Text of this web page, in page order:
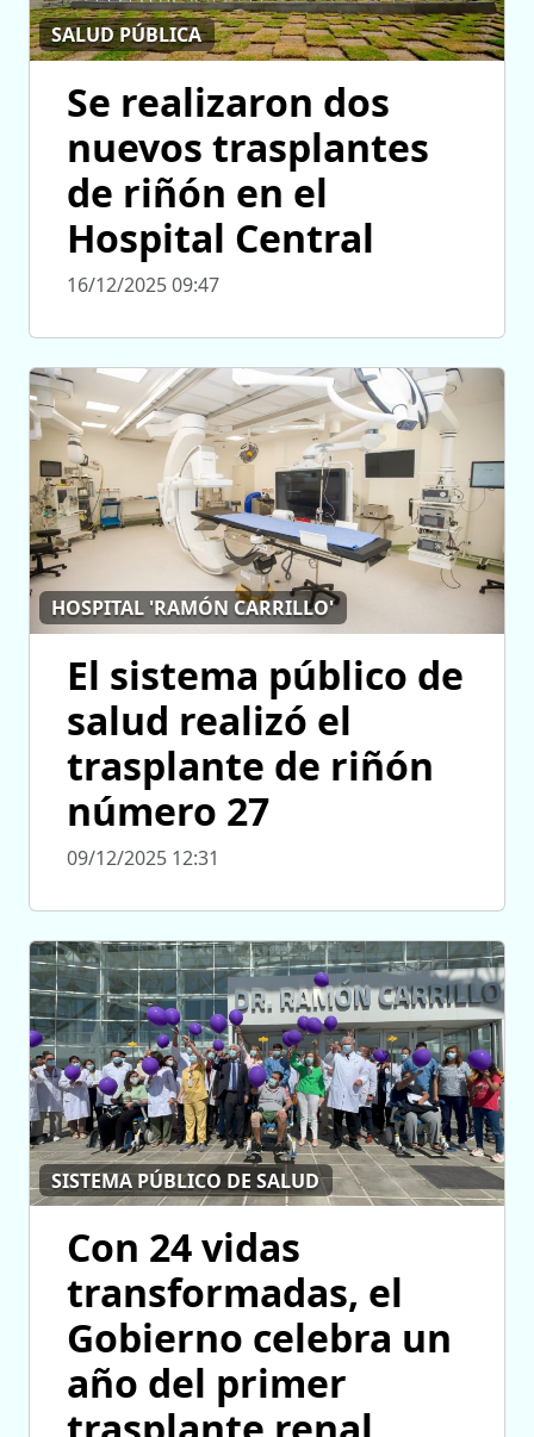
SALUD PÚBLICA
Se realizaron dos
nuevos trasplantes
de riñón en el
Hospital Central
16/12/2025 09:47
HOSPITAL 'RAMÓN CARRILLO'
El sistema público de
salud realizó el
trasplante de riñón
número 27
09/12/2025 12:31
SISTEMA PÚBLICO DE SALUD
Con 24 vidas
transformadas, el
Gobierno celebra un
año del primer